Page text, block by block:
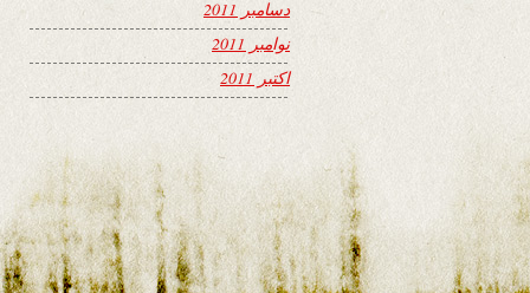
دسامبر 2011
نوامبر 2011
اکتبر 2011